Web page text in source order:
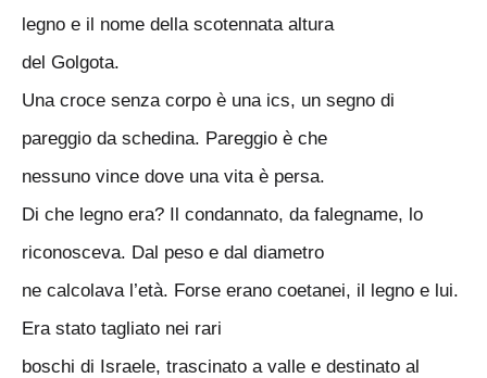
legno e il nome della scotennata altura
del Golgota.
Una croce senza corpo è una ics, un segno di
pareggio da schedina. Pareggio è che
nessuno vince dove una vita è persa.
Di che legno era? Il condannato, da falegname, lo
riconosceva. Dal peso e dal diametro
ne calcolava l’età. Forse erano coetanei, il legno e lui.
Era stato tagliato nei rari
boschi di Israele, trascinato a valle e destinato al